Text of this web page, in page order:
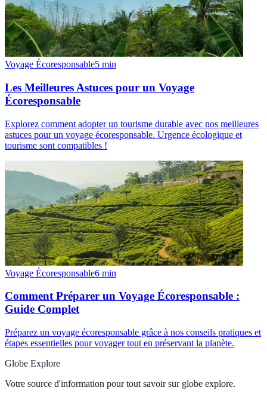
Voyage Écoresponsable5 min
Les Meilleures Astuces pour un Voyage
Écoresponsable
Explorez comment adopter un tourisme durable avec nos meilleures
astuces pour un voyage écoresponsable. Urgence écologique et
tourisme sont compatibles !
Voyage Écoresponsable6 min
Comment Préparer un Voyage Écoresponsable :
Guide Complet
Préparez un voyage écoresponsable grâce à nos conseils pratiques et
étapes essentielles pour voyager tout en préservant la planète.
Globe Explore
Votre source d'information pour tout savoir sur globe explore.